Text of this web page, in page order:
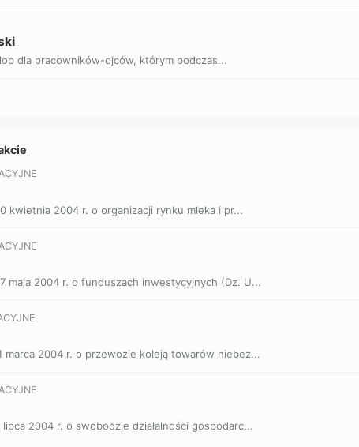
dla pracowników-ojców, którym podczas...
kwietnia 2004 r. o organizacji rynku mleka i pr...
maja 2004 r. o funduszach inwestycyjnych (Dz. U...
marca 2004 r. o przewozie koleją towarów niebez...
2004 r. o swobodzie działalności gospodarc...